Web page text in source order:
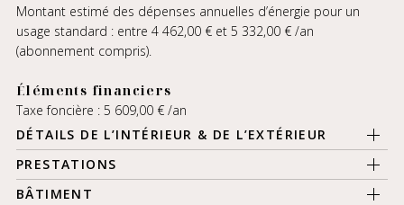
Montant estimé des dépenses annuelles d’énergie pour un
usage standard : entre 4 462,00 € et 5 332,00 € /an
(abonnement compris).
Éléments financiers
Taxe foncière : 5 609,00 € /an
DÉTAILS DE L’INTÉRIEUR & DE L’EXTÉRIEUR
PRESTATIONS
BÂTIMENT